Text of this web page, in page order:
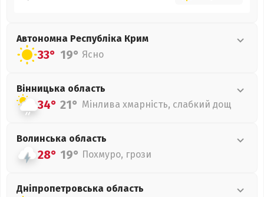
Автономна Республіка Крим
33° 19° Ясно
Вінницька область
34° 21° Мінлива хмарність, слабкий дощ
Волинська область
28° 19° Похмуро, грози
Дніпропетровська область